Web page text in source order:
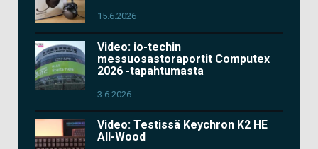
15.6.2026
Video: io-techin
messuosastoraportit Computex
2026 -tapahtumasta
3.6.2026
Video: Testissä Keychron K2 HE
All-Wood